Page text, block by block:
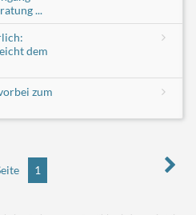
...
dem
zum
1